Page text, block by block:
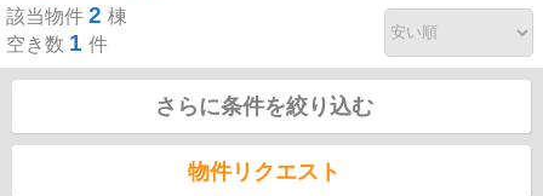
該当物件 2 棟
空き数 1 件
さらに条件を絞り込む
物件リクエスト